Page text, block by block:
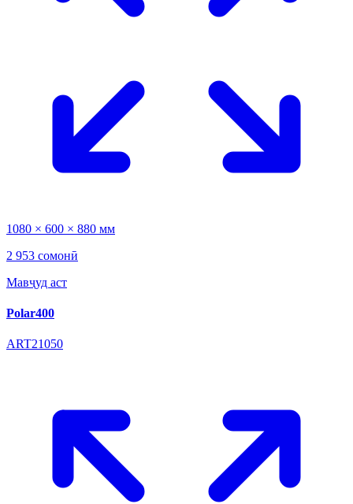
1080 × 600 × 880 мм
2 953 сомонӣ
Мавҷуд аст
Polar400
ART21050